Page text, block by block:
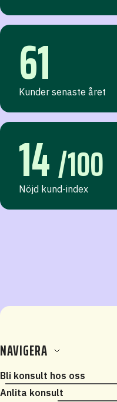
61
Kunder senaste året
14/100
Nöjd kund-index
NAVIGERA
Bli konsult hos oss
Anlita konsult